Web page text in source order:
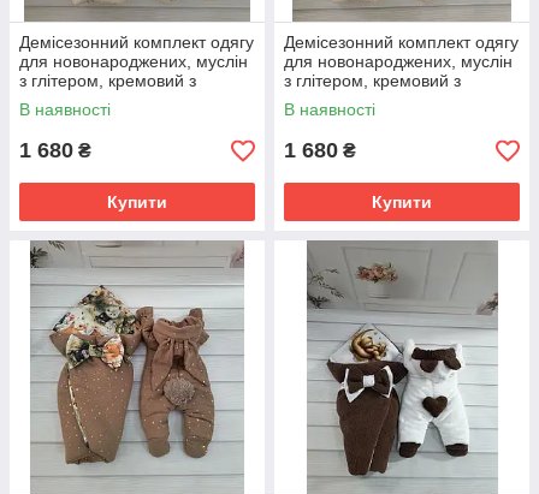
Демісезонний комплект одягу
для новонароджених, муслін
з глітером, кремовий з
принтом зірки
В наявності
1 680 ₴
Купити
Демісезонний комплект одягу
для новонароджених, муслін
з глітером, кремовий з
принтом квіти
В наявності
1 680 ₴
Купити